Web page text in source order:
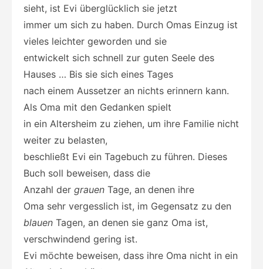
sieht, ist Evi überglücklich sie jetzt
immer um sich zu haben. Durch Omas Einzug ist
vieles leichter geworden und sie
entwickelt sich schnell zur guten Seele des
Hauses … Bis sie sich eines Tages
nach einem Aussetzer an nichts erinnern kann.
Als Oma mit den Gedanken spielt
in ein Altersheim zu ziehen, um ihre Familie nicht
weiter zu belasten,
beschließt Evi ein Tagebuch zu führen. Dieses
Buch soll beweisen, dass die
Anzahl der grauen Tage, an denen ihre
Oma sehr vergesslich ist, im Gegensatz zu den
blauen Tagen, an denen sie ganz Oma ist,
verschwindend gering ist.
Evi möchte beweisen, dass ihre Oma nicht in ein